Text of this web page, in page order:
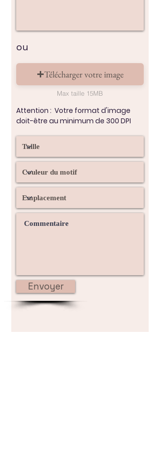
ou
Télécharger votre image
Max taille 15MB
Attention : Votre format d'image
doit-être au minimum de 300 DPI
Envoyer